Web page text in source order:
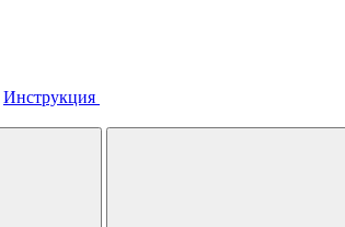
Инструкция